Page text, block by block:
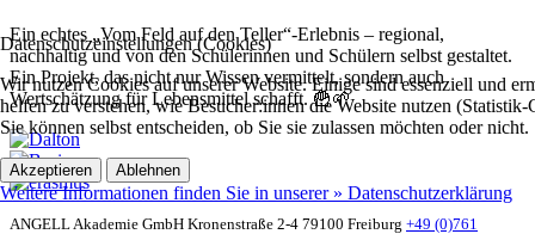
Ein echtes „Vom Feld auf den Teller“-Erlebnis – regional,
nachhaltig und von den Schülerinnen und Schülern selbst gestaltet.
Ein Projekt, das nicht nur Wissen vermittelt, sondern auch
Wertschätzung für Lebensmittel schafft. 🍟🌱
ANGELL Akademie GmbH Kronenstraße 2-4 79100 Freiburg +49 (0)761
Datenschutzeinstellungen (Cookies)
Wir nutzen Cookies auf unserer Website. Einige sind essenziell und
helfen zu verstehen, wie Besucher:innen die Website nutzen
Sie können selbst entscheiden, ob Sie sie zulassen möchten oder nicht.
Akzeptieren Ablehnen
Weitere Informationen finden Sie in unserer » Datenschutzerklärung